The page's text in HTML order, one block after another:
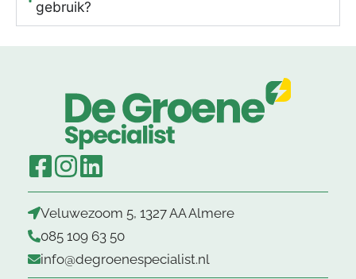
gebruik?
Veluwezoom 5, 1327 AA Almere
085 109 63 50
info@degroenespecialist.nl